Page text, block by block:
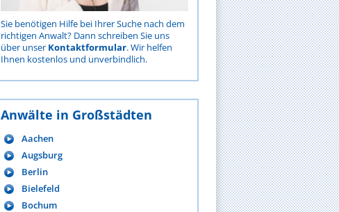
Sie benötigen Hilfe bei Ihrer Suche nach dem
richtigen Anwalt? Dann schreiben Sie uns
über unser Kontaktformular. Wir helfen
Ihnen kostenlos und unverbindlich.
Anwälte in Großstädten
Aachen
Augsburg
Berlin
Bielefeld
Bochum